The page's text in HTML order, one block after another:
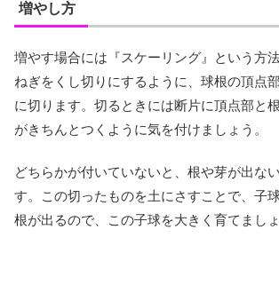
増やし方
増やす場合には『スケーリング』という方
ねぎをくし切りにするように、球根の頂点
に切ります。切るときには断片に頂点部と
がきちんとつくように気を付けましょう。
どちらかが付いていないと、根や芽が出な
す。この切ったものを土にさすことで、子
根が出るので、この子球を大きく育てましょ